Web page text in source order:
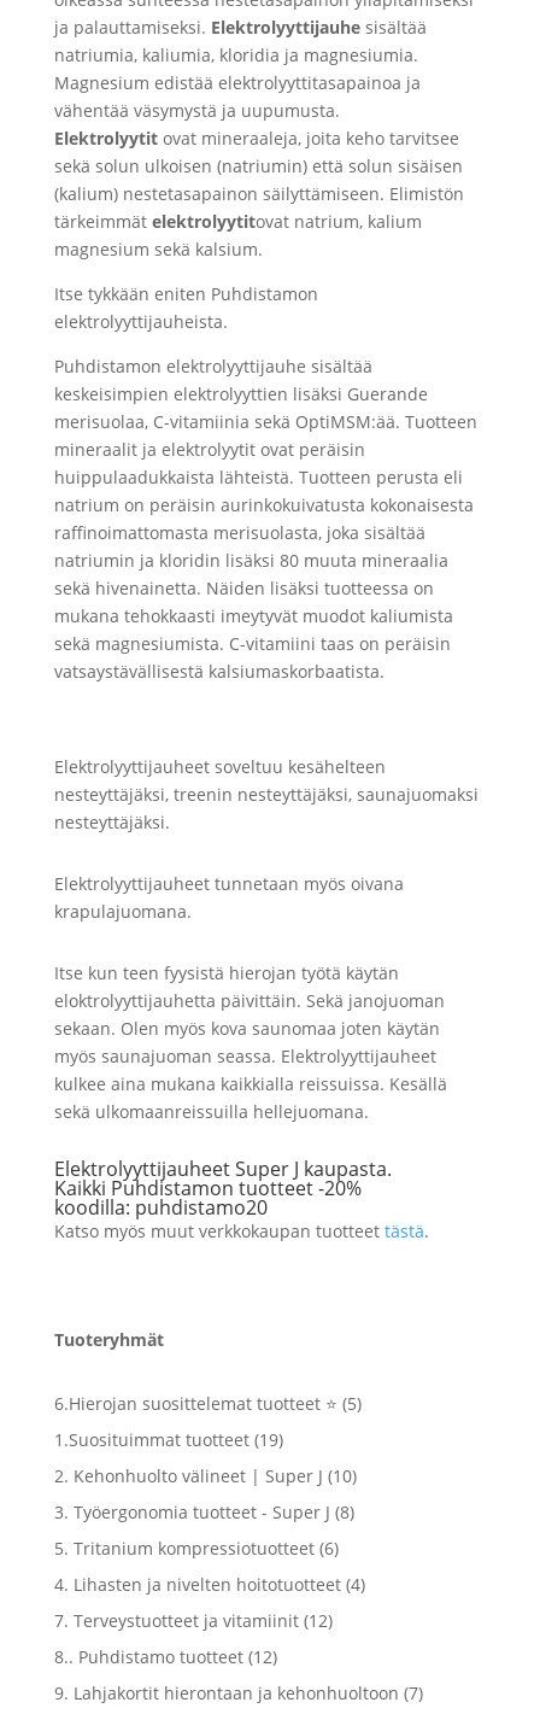
ja palauttamiseksi. Elektrolyyttijauhesisältää
natriumia, kaliumia, kloridia ja magnesiumia.
Magnesium edistää elektrolyyttitasapainoa ja
vähentää väsymystä ja uupumusta.
Elektrolyytitovat mineraaleja, joita keho tarvitsee
sekä solun ulkoisen (natriumin) että solun sisäisen
(kalium) nestetasapainon säilyttämiseen. Elimistön
tärkeimmät elektrolyytitovat natrium, kalium
magnesium sekä kalsium.
Itse tykkään eniten Puhdistamon
elektrolyyttijauheista.
Puhdistamon elektrolyyttijauhe sisältää
keskeisimpien elektrolyyttien lisäksi Guerande
merisuolaa, C-vitamiinia sekä OptiMSM:ää. Tuotteen
mineraalit ja elektrolyytit ovat peräisin
huippulaadukkaista lähteistä. Tuotteen perusta eli
natrium on peräisin aurinkokuivatusta kokonaisesta
raffinoimattomasta merisuolasta, joka sisältää
natriumin ja kloridin lisäksi 80 muuta mineraalia
sekä hivenainetta. Näiden lisäksi tuotteessa on
mukana tehokkaasti imeytyvät muodot kaliumista
sekä magnesiumista. C-vitamiini taas on peräisin
vatsaystävällisestä kalsiumaskorbaatista.
Elektrolyyttijauheet soveltuu kesähelteen
nesteyttäjäksi, treenin nesteyttäjäksi, saunajuomaksi
nesteyttäjäksi.
Elektrolyyttijauheet tunnetaan myös oivana
krapulajuomana.
Itse kun teen fyysistä hierojan työtä käytän
eloktrolyyttijauhetta päivittäin. Sekä janojuoman
sekaan. Olen myös kova saunomaa joten käytän
myös saunajuoman seassa. Elektrolyyttijauheet
kulkee aina mukana kaikkialla reissuissa. Kesällä
sekä ulkomaanreissuilla hellejuomana.
Elektrolyyttijauheet Super J kaupasta.
Kaikki Puhdistamon tuotteet -20%
koodilla: puhdistamo20
Katso myös muut verkkokaupan tuotteettästä.
Tuoteryhmät
6.Hierojan suosittelemat tuotteet ⭐ 55
1.Suosituimmat tuotteet 1919
tuotetta
2. Kehonhuolto välineet | Super J 1010
tuotetta
3. Työergonomia tuotteet - Super J 88
5. Tritanium kompressiotuotteet 66
tuotetta
4. Lihasten ja nivelten hoitotuotteet 44
7. Terveystuotteet ja vitamiinit 1212
8.. Puhdistamo tuotteet 1212
tuotetta
9. Lahjakortit hierontaan ja kehonhuoltoon 77